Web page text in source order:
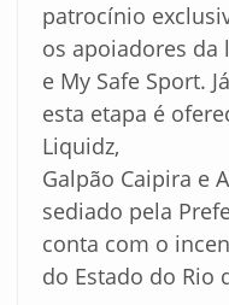
patrocínio
os apoiadores da
e My Safe Sport.
esta etapa é
Liquidz,
Galpão Caipira e
sediado pela
conta com o
do Estado do Rio